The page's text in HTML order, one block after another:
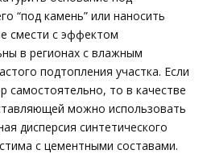
“под камень” или наносить
смести с эффектом
в регионах с влажным
подтопления участка. Если
самостоятельно, то в качестве
можно использовать
дисперсия синтетического
с цементными составами.